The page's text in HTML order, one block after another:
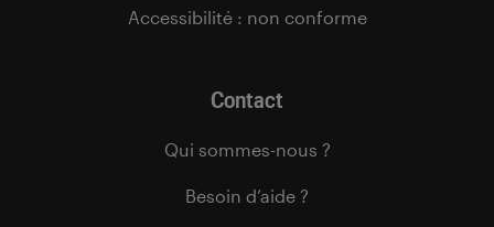
Accessibilité : non conforme
Contact
Qui sommes-nous ?
Besoin d’aide ?